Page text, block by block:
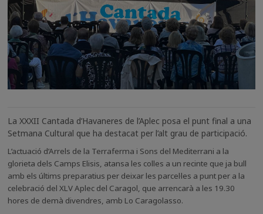
LaXXXII Cantada d’Havaneres de l’Aplec posa el punt final a una
Setmana Cultural que ha destacat per l’alt grau de participació.
L’actuació d’Arrels de la Terraferma i Sons del Mediterrani a la
glorieta dels Camps Elisis, atansa les colles a un recinte que ja bull
amb els últims preparatius per deixar les parcel·les a punt per a la
celebració del XLV Aplec del Caragol, que arrencarà a les 19.30
hores de demà divendres, amb Lo Caragolasso.